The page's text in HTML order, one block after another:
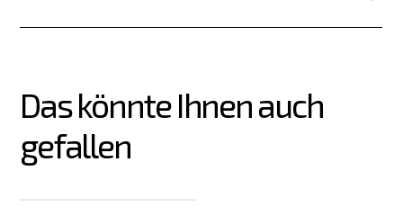
Das könnte Ihnen auch
gefallen